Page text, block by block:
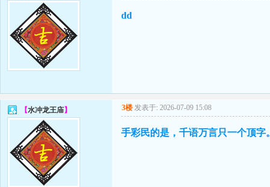
dd
【水冲龙王庙】 3楼 发表于: 2026-07-09 15:08
手彩民的是，千语万言只一个顶字